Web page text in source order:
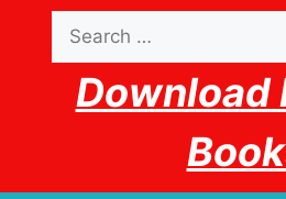
content
for:
Download